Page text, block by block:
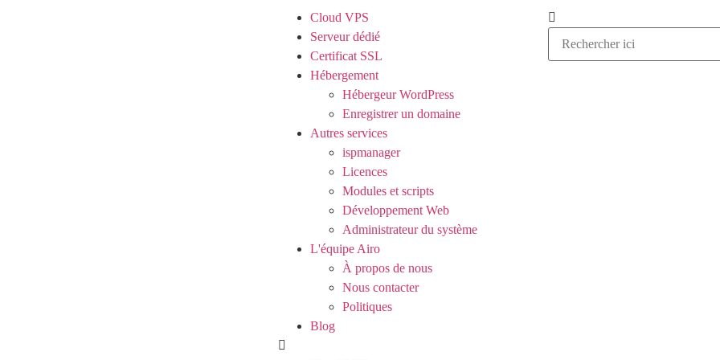
Cloud VPS
Serveur dédié
Certificat SSL
Hébergement
Hébergeur WordPress
Enregistrer un domaine
Autres services
ispmanager
Licences
Modules et scripts
Développement Web
Administrateur du système
L'équipe Airo
À propos de nous
Nous contacter
Politiques
Blog